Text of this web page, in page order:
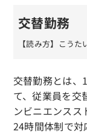
交替勤務
【読み方】こうた
交替勤務とは、
て、従業員を交
ンビニエンスス
24時間体制で対